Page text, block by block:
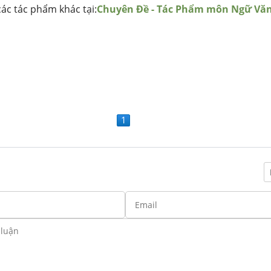
tác phẩm khác tại:Chuyên Đề - Tác Phẩm môn Ngữ
1